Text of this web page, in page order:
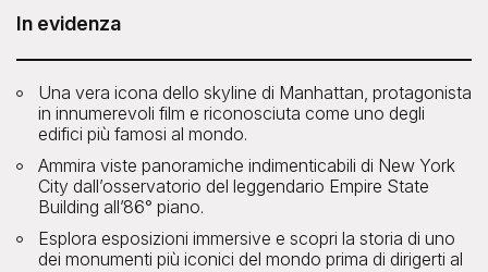
In evidenza
Una vera icona dello skyline di Manhattan, protagonista
in innumerevoli film e riconosciuta come uno degli
edifici più famosi al mondo.
Ammira viste panoramiche indimenticabili di New York
City dall’osservatorio del leggendario Empire State
Building all’86° piano.
Esplora esposizioni immersive e scopri la storia di uno
dei monumenti più iconici del mondo prima di dirigerti al